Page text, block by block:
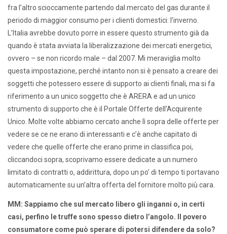
fra l’altro scioccamente partendo dal mercato del gas durante il
periodo di maggior consumo per i clienti domestici: l’inverno.
L’Italia avrebbe dovuto porre in essere questo strumento già da
quando è stata avviata la liberalizzazione dei mercati energetici,
ovvero – se non ricordo male – dal 2007. Mi meraviglia molto
questa impostazione, perché intanto non si è pensato a creare dei
soggetti che potessero essere di supporto ai clienti finali, ma si fa
riferimento a un unico soggetto che è ARERA e ad un unico
strumento di supporto che è il Portale Offerte dell’Acquirente
Unico. Molte volte abbiamo cercato anche lì sopra delle offerte per
vedere se ce ne erano di interessanti e c’è anche capitato di
vedere che quelle offerte che erano prime in classifica poi,
cliccandoci sopra, scoprivamo essere dedicate a un numero
limitato di contratti o, addirittura, dopo un po’ di tempo ti portavano
automaticamente su un’altra offerta del fornitore molto più cara.
MM: Sappiamo che sul mercato libero gli inganni o, in certi
casi, perfino le truffe sono spesso dietro l’angolo. Il povero
consumatore come può sperare di potersi difendere da solo?